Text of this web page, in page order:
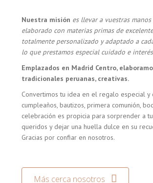
Nuestra misión es llevar a vuestras
elaborado con materias primas de
totalmente personalizado y adaptado a
lo que prestamos especial cuidado e
Emplazados en Madrid Centro,
tradicionales peruanas, creativas.
Convertimos tu idea en el regalo especial y
cumpleaños, bautizos, primera comunión,
celebración es propicia para sorprender a
queridos y dejar una huella dulce en su
Gracias por confiar en nosotros.
Más cerca nosotros